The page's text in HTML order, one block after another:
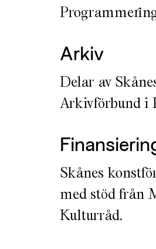
Arkiv
Delar av
Arkivförbund i
Skånes
med stöd från
Kulturråd.